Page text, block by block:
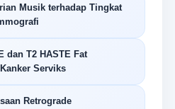
Musik terhadap Tingkat
dan T2 HASTE Fat
Serviks
Retrograde